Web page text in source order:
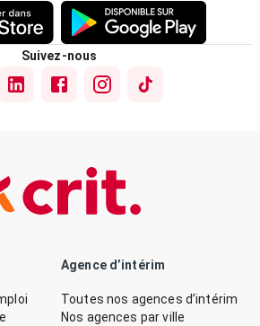
Suivez-nous
Agence d’intérim
Toutes nos agences d’intérim
Nos agences par ville